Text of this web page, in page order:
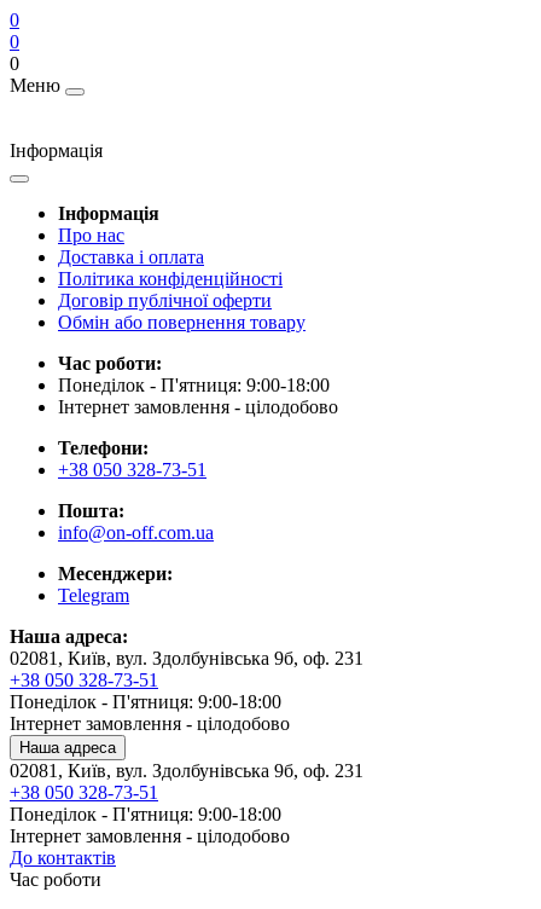
0
0
0
Меню
Інформація
Інформація
Про нас
Доставка і оплата
Політика конфіденційності
Договір публічної оферти
Обмін або повернення товару
Час роботи:
Понеділок - П'ятниця: 9:00-18:00
Інтернет замовлення - цілодобово
Телефони:
+38 050 328-73-51
Пошта:
info@on-off.com.ua
Месенджери:
Telegram
Наша адреса:
02081, Київ, вул. Здолбунівська 9б, оф. 231
+38 050 328-73-51
Понеділок - П'ятниця: 9:00-18:00
Інтернет замовлення - цілодобово
Наша адреса
02081, Київ, вул. Здолбунівська 9б, оф. 231
+38 050 328-73-51
Понеділок - П'ятниця: 9:00-18:00
Інтернет замовлення - цілодобово
До контактів
Час роботи